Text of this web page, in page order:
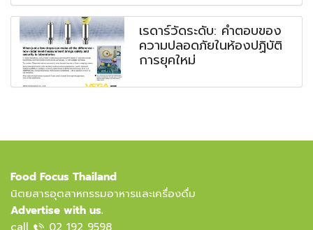
เรดาร์วัดระดับ: คำตอบของ
ความปลอดภัยในห้องปฏิบัติ
การยุคใหม่
Food Focus Thailand
นิตยสารอุตสาหกรรมอาหารและเครื่องดื่ม
Advertise with us.